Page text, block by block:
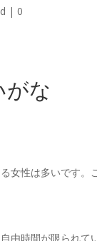
| 0
な
女性は多いです